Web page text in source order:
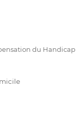
du Handicap